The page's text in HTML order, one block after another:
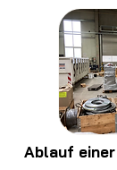
Ablauf